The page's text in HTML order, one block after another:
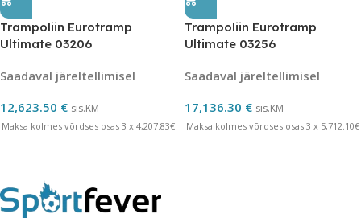
Trampoliin Eurotramp
Ultimate 03206
Saadaval järeltellimisel
12,623.50 € sis.KM
Maksa kolmes võrdses osas 3 x 4,207.83€
Trampoliin Eurotramp
Ultimate 03256
Saadaval järeltellimisel
17,136.30 € sis.KM
Maksa kolmes võrdses osas 3 x 5,712.10€